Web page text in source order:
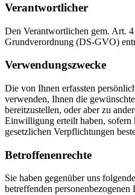
Verantwortlicher
Den Verantwortlichen gem. Art.
Grundverordnung (DS-GVO)
Verwendungszwecke
Die von Ihnen erfassten
verwenden, Ihnen die
bereitzustellen, oder aber zu
Einwilligung erteilt haben, sofern
gesetzlichen Verpflichtungen
Betroffenenrechte
Sie haben gegenüber uns
betreffenden personenbezogenen